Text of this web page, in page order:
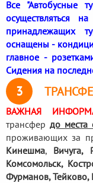
Все "Автобусные
осуществляться
принадлежащих
оснащены -
главное -
Сидения на
3
ВАЖНАЯ
трансфердо места
проживающих за
Кинешма, Вичуга,
Комсомольск,
Фурманов,